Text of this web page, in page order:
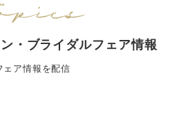
・ブライダルフェア情報
ェア情報を配信